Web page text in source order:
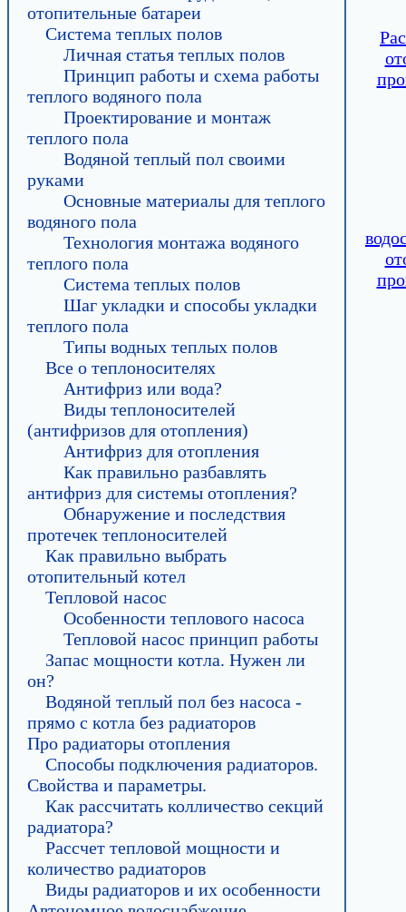
отопительные батареи
Система теплых полов
Личная статья теплых полов
Принцип работы и схема работы
теплого водяного пола
Проектирование и монтаж
теплого пола
Водяной теплый пол своими
руками
Основные материалы для теплого
водяного пола
Технология монтажа водяного
теплого пола
Система теплых полов
Шаг укладки и способы укладки
теплого пола
Типы водных теплых полов
Все о теплоносителях
Антифриз или вода?
Виды теплоносителей
(антифризов для отопления)
Антифриз для отопления
Как правильно разбавлять
антифриз для системы отопления?
Обнаружение и последствия
протечек теплоносителей
Как правильно выбрать
отопительный котел
Тепловой насос
Особенности теплового насоса
Тепловой насос принцип работы
Запас мощности котла. Нужен ли
он?
Водяной теплый пол без насоса -
прямо с котла без радиаторов
Про радиаторы отопления
Способы подключения радиаторов.
Свойства и параметры.
Как рассчитать колличество секций
радиатора?
Рассчет тепловой мощности и
количество радиаторов
Виды радиаторов и их особенности